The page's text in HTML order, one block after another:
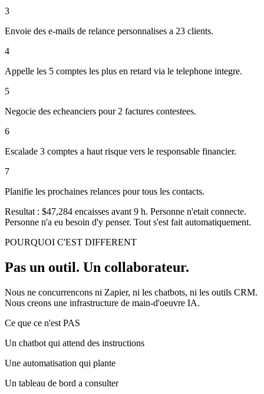
3
Envoie des e-mails de relance personnalises a 23 clients.
4
Appelle les 5 comptes les plus en retard via le telephone integre.
5
Negocie des echeanciers pour 2 factures contestees.
6
Escalade 3 comptes a haut risque vers le responsable financier.
7
Planifie les prochaines relances pour tous les contacts.
Resultat : $47,284 encaisses avant 9 h. Personne n'etait connecte.
Personne n'a eu besoin d'y penser. Tout s'est fait automatiquement.
POURQUOI C'EST DIFFERENT
Pas un outil. Un collaborateur.
Nous ne concurrencons ni Zapier, ni les chatbots, ni les outils CRM.
Nous creons une infrastructure de main-d'oeuvre IA.
Ce que ce n'est PAS
Un chatbot qui attend des instructions
Une automatisation qui plante
Un tableau de bord a consulter